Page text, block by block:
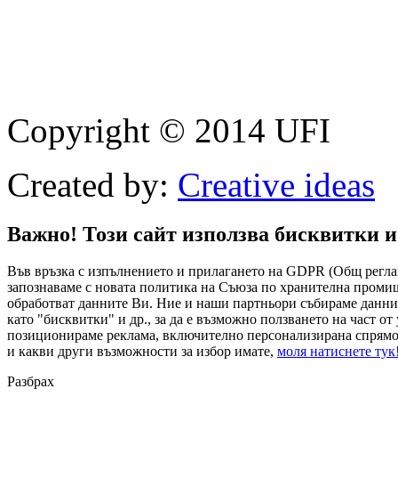
Copyright © 2014 UFI
Created by: Creative ideas
Важно! Този сайт използва бисквитки
Във връзка с изпълнението и прилагането на GDPR (Общ
запознаваме с новата политика на Съюза по хранителна
обработват данните Ви. Ние и наши партньори събираме
като "бисквитки" и др., за да е възможно ползването на част
позиционираме реклама, включително персонализирана
и какви други възможности за избор имате, моля натиснете
Разбрах